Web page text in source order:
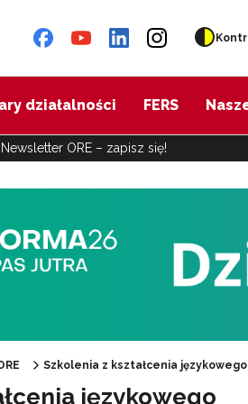
działalności FERS
Newsletter ORE – zapisz się!
oświaty"
Szkolenia z kształcenia językowego
językowego